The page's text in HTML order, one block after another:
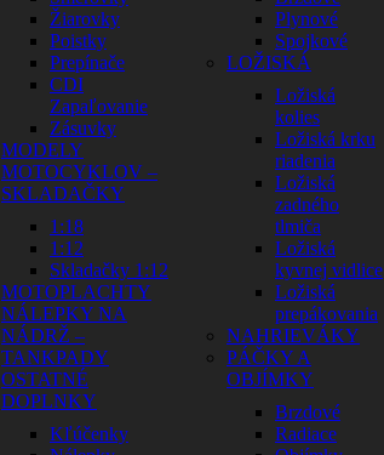
Žiarovky
Poistky
Prepínače
CDI
Zapaľovanie
Zásuvky
MODELY
MOTOCYKLOV –
SKLADAČKY
1:18
1:12
Skladačky 1:12
MOTOPLACHTY
NÁLEPKY NA
NÁDRŽ –
TANKPADY
OSTATNÉ
DOPLNKY
Kľúčenky
Plynové
Spojkové
LOŽISKÁ
Ložiská
kolies
Ložiská krku
riadenia
Ložiská
zadného
tlmiča
Ložiská
kyvnej vidlice
Ložiská
prepákovania
NAHRIEVÁKY
PÁČKY A
OBJÍMKY
Brzdové
Radiace